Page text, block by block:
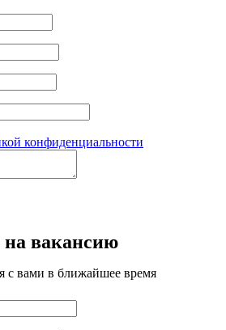
конфиденциальности
вакансию
с вами в ближайшее время